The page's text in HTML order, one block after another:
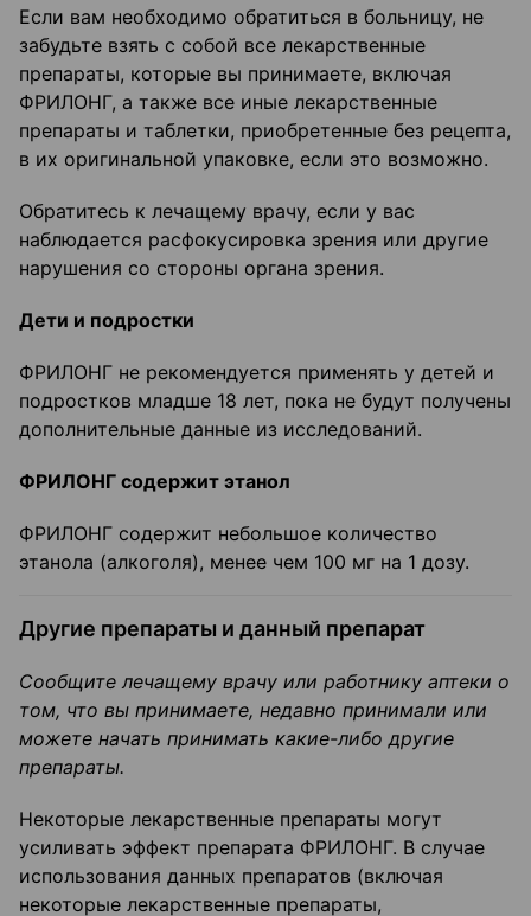
Если вам необходимо обратиться в больницу, не
забудьте взять с собой все лекарственные
препараты, которые вы принимаете, включая
ФРИЛОНГ, а также все иные лекарственные
препараты и таблетки, приобретенные без рецепта,
в их оригинальной упаковке, если это возможно.
Обратитесь к лечащему врачу, если у вас
наблюдается расфокусировка зрения или другие
нарушения со стороны органа зрения.
Дети и подростки
ФРИЛОНГ не рекомендуется применять у детей и
подростков младше 18 лет, пока не будут получены
дополнительные данные из исследований.
ФРИЛОНГ содержит этанол
ФРИЛОНГ содержит небольшое количество
этанола (алкоголя), менее чем 100 мг на 1 дозу.
Другие препараты и данный препарат
Сообщите лечащему врачу или работнику аптеки о
том, что вы принимаете, недавно принимали или
можете начать принимать какие-либо другие
препараты.
Некоторые лекарственные препараты могут
усиливать эффект препарата ФРИЛОНГ. В случае
использования данных препаратов (включая
некоторые лекарственные препараты,